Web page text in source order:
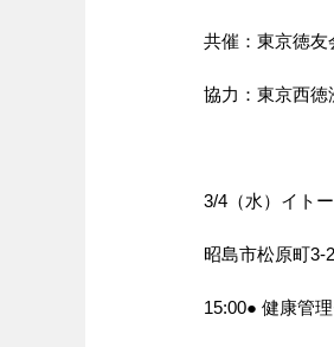
共催：東京徳友
協力：東京西徳
3/4（水）イト
昭島市松原町3-
15:00● 健康管